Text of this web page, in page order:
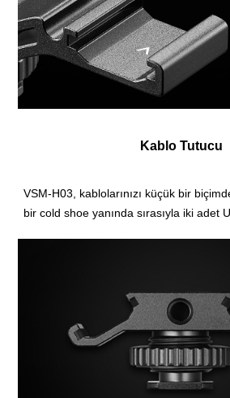
Kablo Tutucu
VSM-H03, kablolarınızı küçük bir
bir cold shoe yanında sırasıyla iki adet